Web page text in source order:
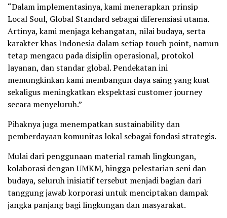
“Dalam implementasinya, kami menerapkan prinsip
Local Soul, Global Standard sebagai diferensiasi utama.
Artinya, kami menjaga kehangatan, nilai budaya, serta
karakter khas Indonesia dalam setiap touch point, namun
tetap mengacu pada disiplin operasional, protokol
layanan, dan standar global. Pendekatan ini
memungkinkan kami membangun daya saing yang kuat
sekaligus meningkatkan ekspektasi customer journey
secara menyeluruh.”
Pihaknya juga menempatkan sustainability dan
pemberdayaan komunitas lokal sebagai fondasi strategis.
Mulai dari penggunaan material ramah lingkungan,
kolaborasi dengan UMKM, hingga pelestarian seni dan
budaya, seluruh inisiatif tersebut menjadi bagian dari
tanggung jawab korporasi untuk menciptakan dampak
jangka panjang bagi lingkungan dan masyarakat.